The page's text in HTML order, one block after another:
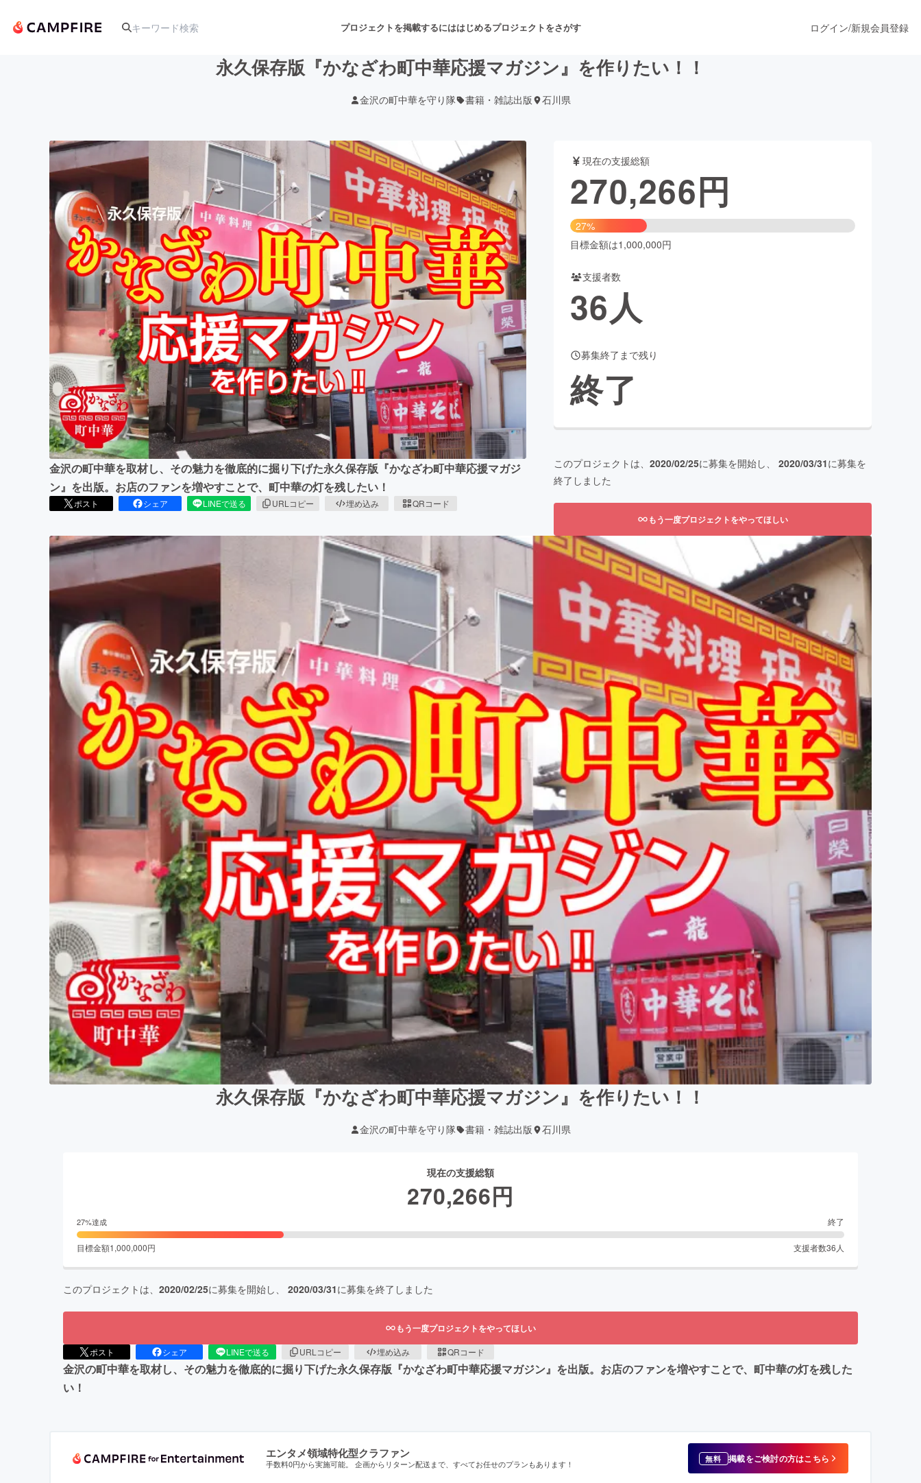
プロジェクトを掲載するにははじめるプロジェクトをさがす
舞台・パフォーマンス
テクノロジー・ガジェット ゲーム・サービス開発 フード・飲食店 ファッション
映像・映画 書籍・雑誌出版 アニメ・漫画
ビジネス・起業 チャレンジ ビューティー・ヘルスケア
まちづくり・地域活性化
CAMPFIRE for Social Good
CAMPFIRE Creation
CAMPFIREふるさと納税machi-ya
ログイン/新規会員登録
永久保存版『かなざわ町中華応援マガジン』を作りたい！！
金沢の町中華を守り隊 書籍・雑誌出版 石川県
金沢の町中華を取材し、その魅力を徹底的に掘り下げた永久保存版『かなざわ町中華応援マガジ
ン』を出版。お店のファンを増やすことで、町中華の灯を残したい！
ポスト シェア LINEで送る URLコピー 埋め込み QRコード
現在の支援総額
270,266円
27%
目標金額は1,000,000円
支援者数
36人
募集終了まで残り
終了
このプロジェクトは、 2020/02/25に募集を開始し、 2020/03/31に募集を
終了しました
もう一度プロジェクトをやってほしい
永久保存版『かなざわ町中華応援マガジン』を作りたい！！
金沢の町中華を守り隊 書籍・雑誌出版 石川県
現在の支援総額
270,266円
27%達成 終了
目標金額1,000,000円 支援者数36 人
このプロジェクトは、 2020/02/25に募集を開始し、 2020/03/31に募集を終了しました
もう一度プロジェクトをやってほしい
ポスト シェア LINEで送る URLコピー 埋め込み QRコード
金沢の町中華を取材し、その魅力を徹底的に掘り下げた永久保存版『かなざわ町中華応援マガジン』を出版。お店のファンを増やすことで、町中華の灯を残した
い！
エンタメ領域特化型クラファン
手数料0円から実施可能。 企画からリターン配送まで、すべてお任せのプランもあります！ 無料 掲載をご検討の方はこちら